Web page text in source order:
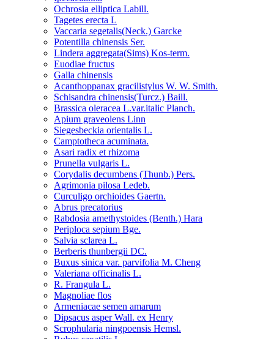
Ochrosia elliptica Labill.
Tagetes erecta L
Vaccaria segetalis(Neck.) Garcke
Potentilla chinensis Ser.
Lindera aggregata(Sims) Kos-term.
Euodiae fructus
Galla chinensis
Acanthoppanax gracilistylus W. W. Smith.
Schisandra chinensis(Turcz.) Baill.
Brassica oleracea L.var.italic Planch.
Apium graveolens Linn
Siegesbeckia orientalis L.
Camptotheca acuminata.
Asari radix et rhizoma
Prunella vulgaris L.
Corydalis decumbens (Thunb.) Pers.
Agrimonia pilosa Ledeb.
Curculigo orchioides Gaertn.
Abrus precatorius
Rabdosia amethystoides (Benth.) Hara
Periploca sepium Bge.
Salvia sclarea L.
Berberis thunbergii DC.
Buxus sinica var. parvifolia M. Cheng
Valeriana officinalis L.
R. Frangula L.
Magnoliae flos
Armeniacae semen amarum
Dipsacus asper Wall. ex Henry
Scrophularia ningpoensis Hemsl.